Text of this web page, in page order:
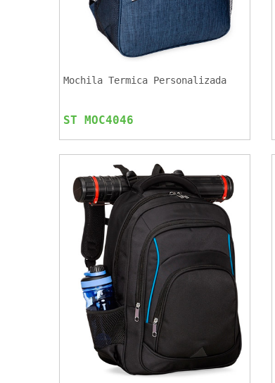
Mochila Termica Personalizada
ST MOC4046